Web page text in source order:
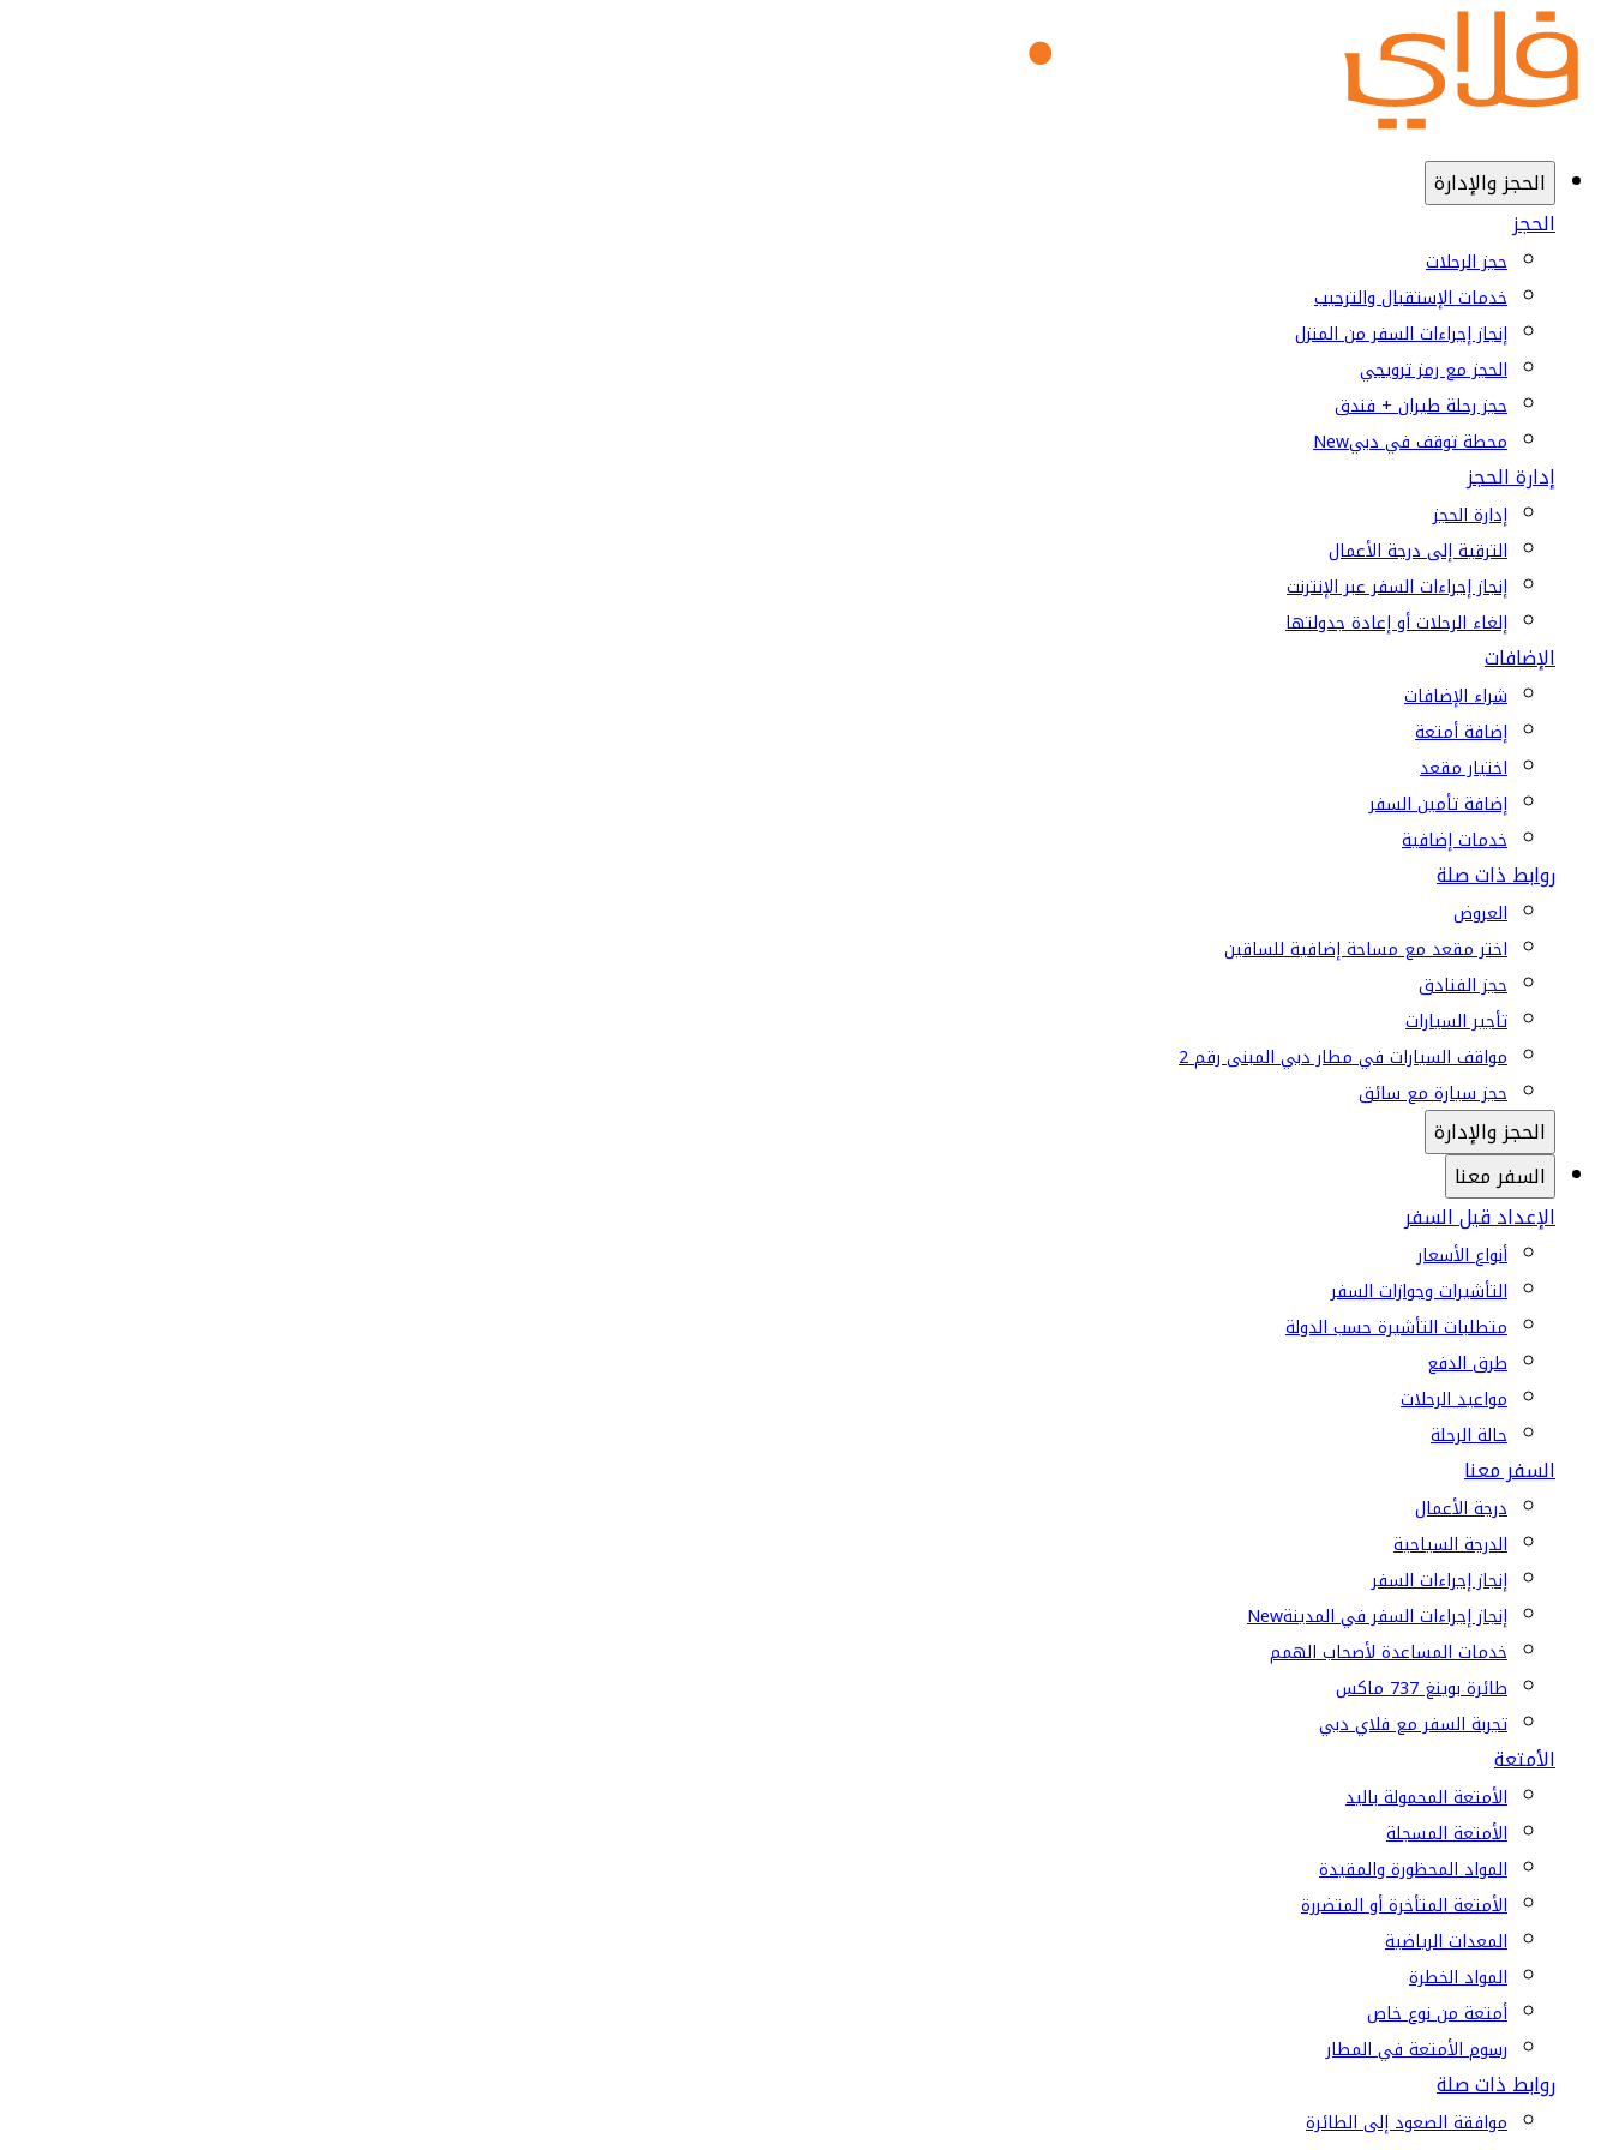
الحجز والإدارة
الحجز
حجز الرحلات
خدمات الإستقبال والترحيب
إنجاز إجراءات السفر من المنزل
الحجز مع رمز ترويجي
حجز رحلة طيران + فندق
محطة توقف في دبيNew
إدارة الحجز
إدارة الحجز
الترقية إلى درجة الأعمال
إنجاز إجراءات السفر عبر الإنترنت
إلغاء الرحلات أو إعادة جدولتها
الإضافات
شراء الإضافات
إضافة أمتعة
اختيار مقعد
إضافة تأمين السفر
خدمات إضافية
روابط ذات صلة
العروض
اختر مقعد مع مساحة إضافية للساقين
حجز الفنادق
تأجير السيارات
مواقف السيارات في مطار دبي المبنى رقم 2
حجز سيارة مع سائق
الحجز والإدارة
السفر معنا
الإعداد قبل السفر
أنواع الأسعار
التأشيرات وجوازات السفر
متطلبات التأشيرة حسب الدولة
طرق الدفع
مواعيد الرحلات
حالة الرحلة
السفر معنا
درجة الأعمال
الدرجة السياحية
إنجاز إجراءات السفر
إنجاز إجراءات السفر في المدينةNew
خدمات المساعدة لأصحاب الهمم
طائرة بوينغ 737 ماكس
تجربة السفر مع فلاي دبي
الأمتعة
الأمتعة المحمولة باليد
الأمتعة المسجلة
المواد المحظورة والمقيدة
الأمتعة المتأخرة أو المتضررة
المعدات الرياضية
المواد الخطرة
أمتعة من نوع خاص
رسوم الأمتعة في المطار
روابط ذات صلة
موافقة الصعود إلى الطائرة